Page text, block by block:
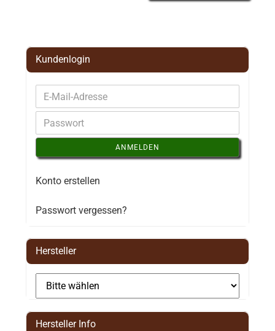
Kundenlogin
ANMELDEN
Konto erstellen
Passwort vergessen?
Hersteller
Hersteller Info